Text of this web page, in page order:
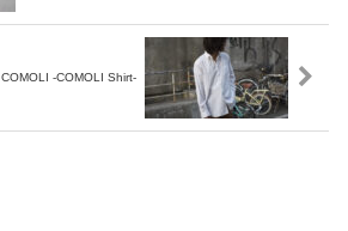
COMOLI -COMOLI Shirt-